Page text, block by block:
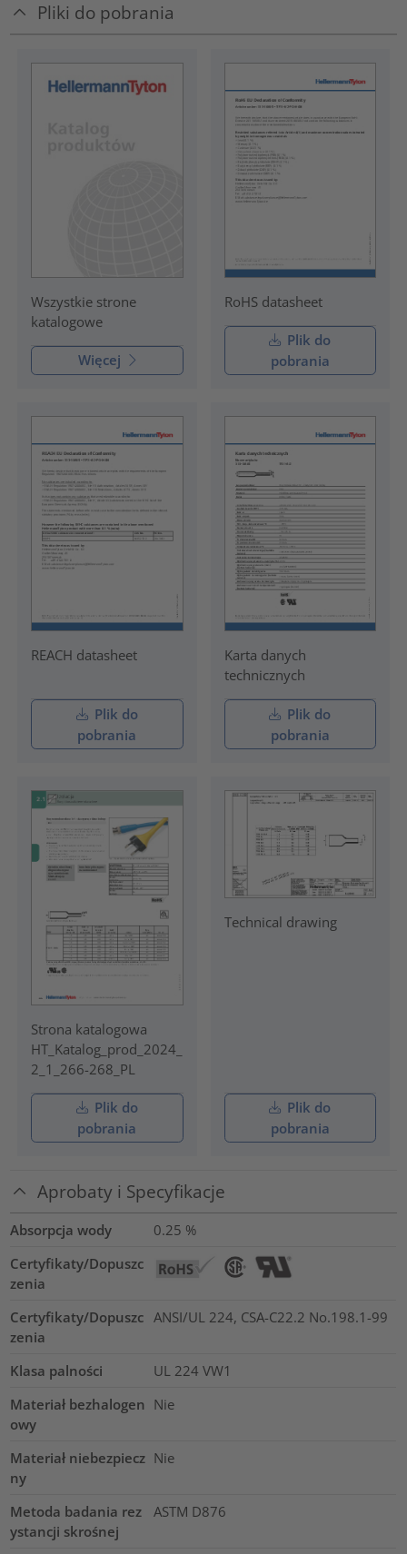
Pliki do pobrania
Wszystkie strone
katalogowe
Więcej
RoHS datasheet
Plik do
pobrania
REACH datasheet
Plik do
pobrania
Karta danych
technicznych
Plik do
pobrania
Strona katalogowa
HT_Katalog_prod_2024_
2_1_266-268_PL
Plik do
pobrania
Technical drawing
Plik do
pobrania
Aprobaty i Specyfikacje
Absorpcja wody 0.25 %
Certyfikaty/Dopuszc
zenia
Certyfikaty/Dopuszc
zenia
ANSI/UL 224, CSA-C22.2 No.198.1-99
Klasa palności
UL 224 VW1
Materiał bezhalogen
owy
Nie
Materiał niebezpiecz
ny
Nie
Metoda badania rez
ystancji skrośnej
ASTM D876